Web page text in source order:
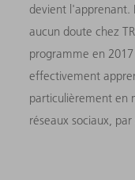
devient l'apprenant.
aucun doute chez
programme en
effectivement
particulièrement en
réseaux sociaux, par